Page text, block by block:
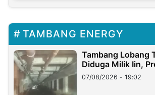
TAMBANG ENERGY
Tambang Lobang
Diduga Milik Iin,
07/08/2026 - 19:02